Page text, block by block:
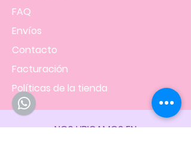
FAQ
Envíos
Contacto
Facturación
Políticas de la tienda
NOS UBICAMOS EN